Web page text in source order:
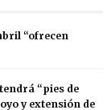
“ofrecen
“pies de
y extensión de